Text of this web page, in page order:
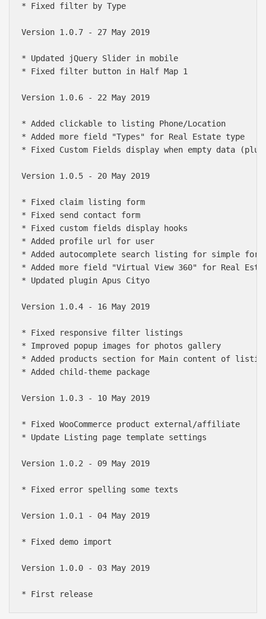
* Fixed filter by Type
Version 1.0.7 - 27 May 2019
* Updated jQuery Slider in mobile
* Fixed filter button in Half Map 1
Version 1.0.6 - 22 May 2019
* Added clickable to listing Phone/Location
* Added more field "Types" for Real Estate type
* Fixed Custom Fields display when empty data
Version 1.0.5 - 20 May 2019
* Fixed claim listing form
* Fixed send contact form
* Fixed custom fields display hooks
* Added profile url for user
* Added autocomplete search listing for simple form
* Added more field "Virtual View 360" for Real
* Updated plugin Apus Cityo
Version 1.0.4 - 16 May 2019
* Fixed responsive filter listings
* Improved popup images for photos gallery
* Added products section for Main content of
* Added child-theme package
Version 1.0.3 - 10 May 2019
* Fixed WooCommerce product external/affiliate
* Update Listing page template settings
Version 1.0.2 - 09 May 2019
* Fixed error spelling some texts
Version 1.0.1 - 04 May 2019
* Fixed demo import
Version 1.0.0 - 03 May 2019